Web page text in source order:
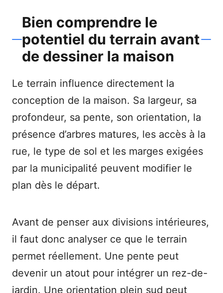
Bien comprendre le
potentiel du terrain avant
de dessiner la maison
Le terrain influence directement la
conception de la maison. Sa largeur, sa
profondeur, sa pente, son orientation, la
présence d’arbres matures, les accès à la
rue, le type de sol et les marges exigées
par la municipalité peuvent modifier le
plan dès le départ.
Avant de penser aux divisions intérieures,
il faut donc analyser ce que le terrain
permet réellement. Une pente peut
devenir un atout pour intégrer un rez-de-
jardin. Une orientation plein sud peut